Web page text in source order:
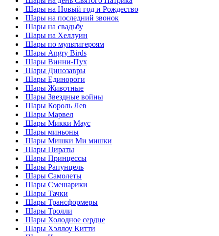
Шары на Новый год и Рождество
Шары на последний звонок
Шары на свадьбу
Шары на Хеллуин
Шары по мультигероям
Шары Angry Birds
Шары Винни-Пух
Шары Динозавры
Шары Единороги
Шары Животные
Шары Звездные войны
Шары Король Лев
Шары Марвел
Шары Микки Маус
Шары миньоны
Шары Мишки Ми мишки
Шары Пираты
Шары Принцессы
Шары Рапунцель
Шары Самолеты
Шары Смешарики
Шары Тачки
Шары Трансформеры
Шары Тролли
Шары Холодное сердце
Шары Хэллоу Китти